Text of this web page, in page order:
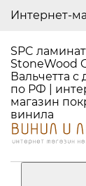
Интернет-
SPC ламинат
StoneWood
Вальчетта с
по РФ |
магазин
винила